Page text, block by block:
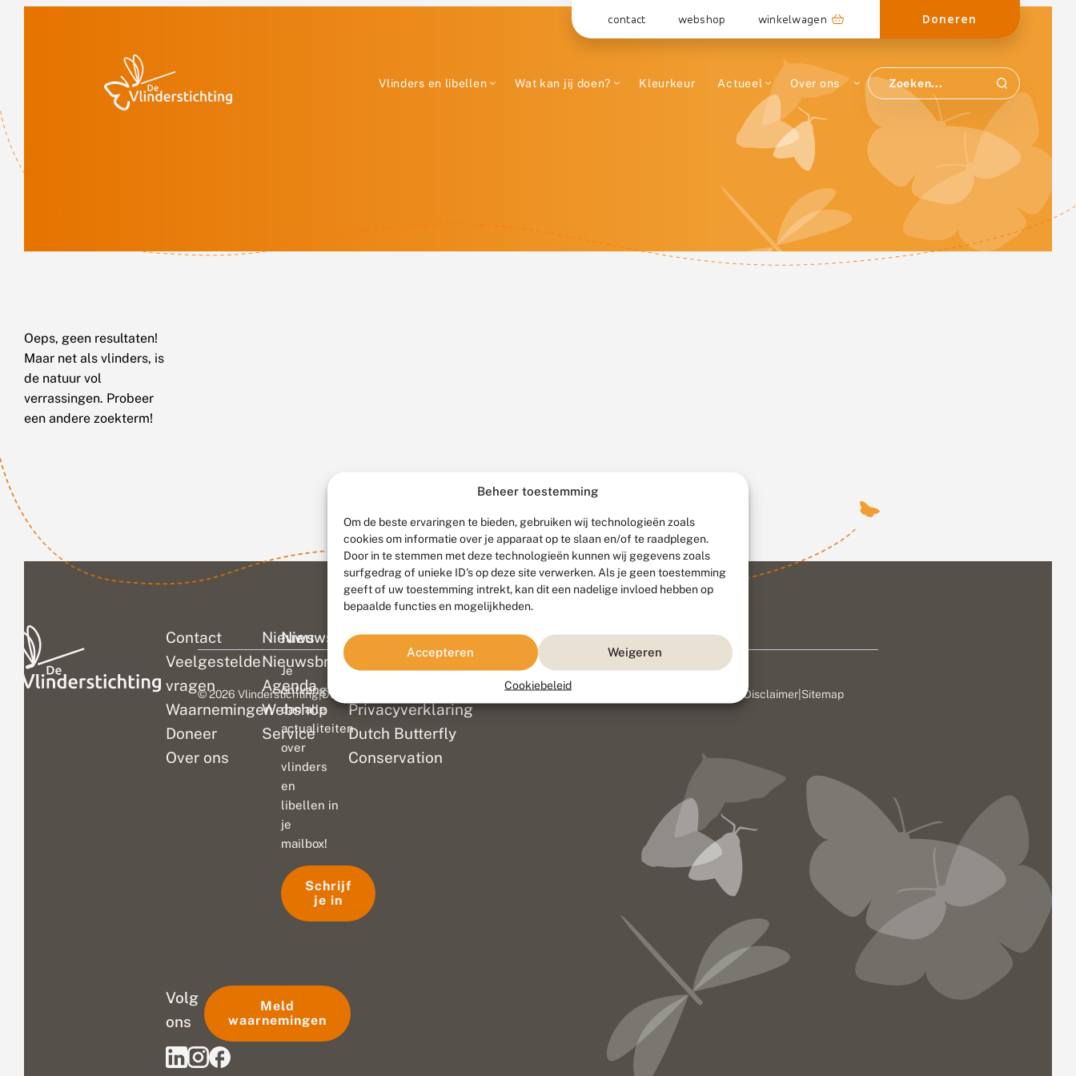
Beheer toestemming
Om de beste ervaringen te bieden, gebruiken wij technologieën zoals
cookies om informatie over je apparaat op te slaan en/of te raadplegen.
Door in te stemmen met deze technologieën kunnen wij gegevens zoals
surfgedrag of unieke ID's op deze site verwerken. Als je geen toestemming
geeft of uw toestemming intrekt, kan dit een nadelige invloed hebben op
bepaalde functies en mogelijkheden.
Accepteren Weigeren
Cookiebeleid
contact webshop winkelwagen Doneren
Vlinders en libellen Wat kan jij doen? Kleurkeur Actueel Over ons
Oeps, geen resultaten!
Maar net als vlinders, is
de natuur vol
verrassingen. Probeer
een andere zoekterm!
Contact
Veelgestelde
vragen
Waarnemingen
Doneer
Over ons
Nieuws
Nieuwsbrief
Agenda
Webshop
Service
Colofon
Disclaimer
Privacyverklaring
Dutch Butterfly
Conservation
Nieuwsbrief
Je
ontvangt
dan alle
actualiteiten
over
vlinders
en
libellen in
je
mailbox!
Schrijf
je in
Volg
ons
Meld
waarnemingen
© 2026 Vlinderstichting|Duurzaam ontwikkeld door Go2People, ontworpen door Disclaimer Sitemap